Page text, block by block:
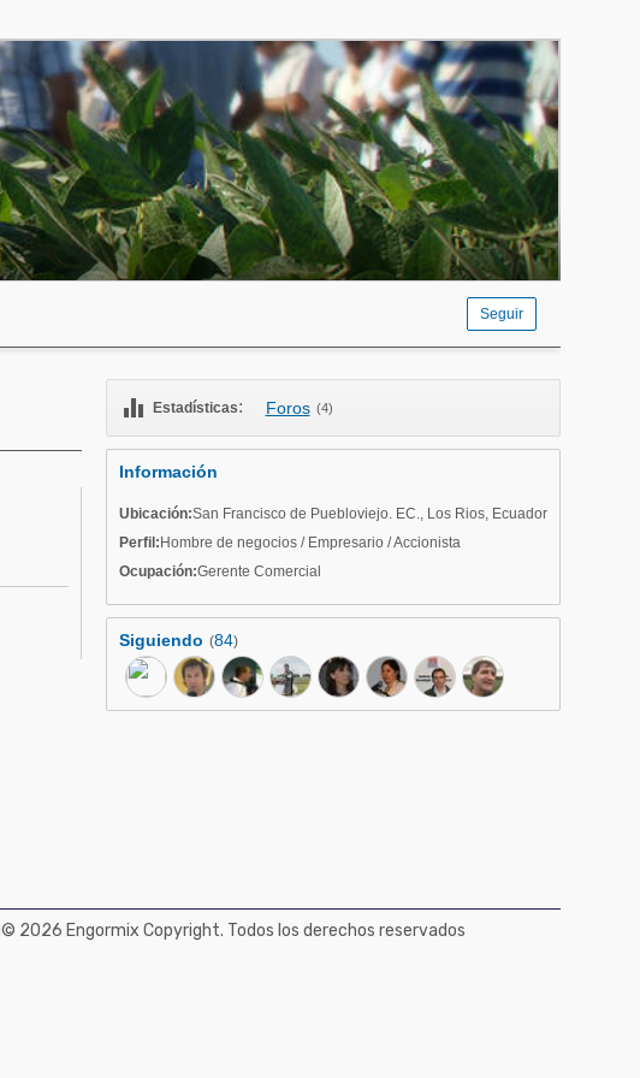
Seguir
equalizer Estadísticas: Foros (4)
Información
Ubicación:San Francisco de Puebloviejo. EC., Los Rios, Ecuador
Perfil: Hombre de negocios / Empresario / Accionista
Ocupación:Gerente Comercial
Siguiendo (84)
© 2026 Engormix Copyright. Todos los derechos reservados